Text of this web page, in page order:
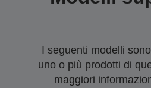
I seguenti modelli
uno o più prodotti di
maggiori